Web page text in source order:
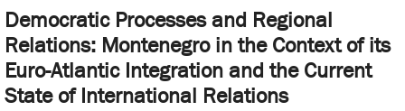
Democratic Processes and Regional
Relations: Montenegro in the Context of its
Euro-Atlantic Integration and the Current
State of International Relations